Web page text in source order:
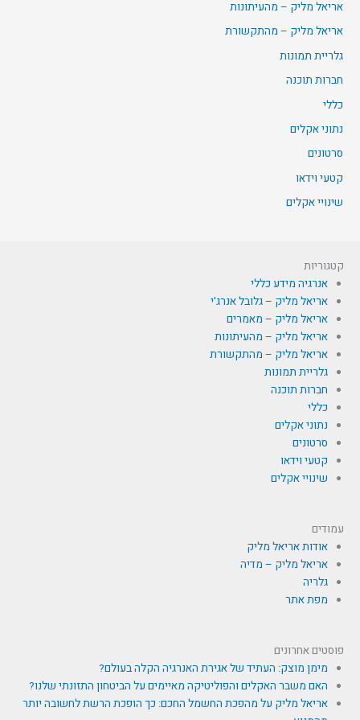
אריאל מליק – מהעיתונות
אריאל מליק – מהתקשורת
גלריית תמונות
חברות תוכנה
כללי
נתוני אקלים
סרטונים
קטעי וידאו
שינויי אקלים
קטגוריות
אנרגיה מידע כללי
אריאל מליק – גלובל אנרג'י
אריאל מליק – מאמרים
אריאל מליק – מהעיתונות
אריאל מליק – מהתקשורת
גלריית תמונות
חברות תוכנה
כללי
נתוני אקלים
סרטונים
קטעי וידאו
שינויי אקלים
עמודים
אודות אריאל מליק
אריאל מליק – מדיה
גלריה
מפת אתר
פוסטים אחרונים
מימן מוצק: העתיד של אגירת האנרגיה הקלה בעולם?
האם משבר האקלים והפוליטיקה מאיימים על הביטחון התזונתי שלנו?
אריאל מליק על מהפכת החשמל החכם: כך הופכת הרשת לחשובה יותר